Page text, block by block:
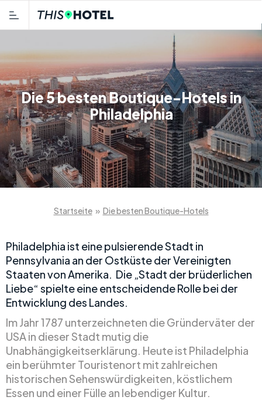
Die 5 besten Boutique-Hotels in
Philadelphia
Startseite » Die besten Boutique-Hotels
Philadelphia ist eine pulsierende Stadt in
Pennsylvania an der Ostküste der Vereinigten
Staaten von Amerika. Die „Stadt der brüderlichen
Liebe“ spielte eine entscheidende Rolle bei der
Entwicklung des Landes.
Im Jahr 1787 unterzeichneten die Gründerväter der
USA in dieser Stadt mutig die
Unabhängigkeitserklärung. Heute ist Philadelphia
ein berühmter Touristenort mit zahlreichen
historischen Sehenswürdigkeiten, köstlichem
Essen und einer Fülle an lebendiger Kultur.